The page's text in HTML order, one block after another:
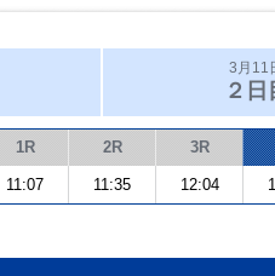
3月11
２日
1R 2R 3R
11:07 11:35 12:04